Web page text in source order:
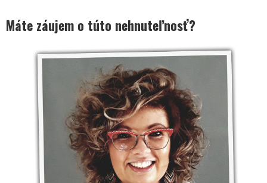
Máte záujem o túto nehnuteľnosť?